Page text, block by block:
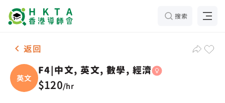
搜索
女-1名 F4|中文, 英文, 數學, 經濟，蓝田 补习推介
返回
英文
F4|中文, 英文, 數學, 經濟
$120/hr